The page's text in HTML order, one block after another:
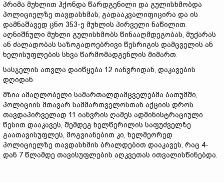
პრიმა მუხლით ჰქონდა წარდგენილი და გულისხმობდა
პოლიციელზე თავდასხმას, გადააკვალიფიცირა და ის
დამნაშავედ ცნო 353-ე მუხლის პირველი ნაწილით.
აღნიშნული მუხლი გულისხმობს წინააღმდეგობას, მუქარას
ან ძალადობას საზოგადოებრივი წესრიგის დამცველის ან
ხელისუფლების სხვა წარმომადგენლის მიმართ.
სასჯელის ათვლა დაიწყება 12 იანვრიდან, დაკავების
დღიდან.
მზია ამაღლობელი სამართალდამცველებმა ბათუმში,
პოლიციის მთავარ სამმართველოსთან აქციის დროს
თავდაპირველად 11 იანვრის ღამეს ადმინისტრაციული
წესით დააკავეს, შემდეგ ხელწერილის საფუძველზე
გაათავისუფლეს, მოგვიანებით კი, ხელმეორედ
პოლიციელზე თავდასხმის ბრალდებით დააკავეს, რაც 4-
დან 7 წლამდე თავისუფლების აღკვეთას ითვალისწინებდა.